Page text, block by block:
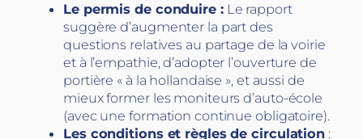
Le permis de conduire :Le rapport
suggère d’augmenter la part des
questions relatives au partage de la voirie
et à l’empathie, d’adopter l’ouverture de
portière « à la hollandaise », et aussi de
mieux former les moniteurs d’auto-école
(avec une formation continue obligatoire).
Les conditions et règles de circulation :